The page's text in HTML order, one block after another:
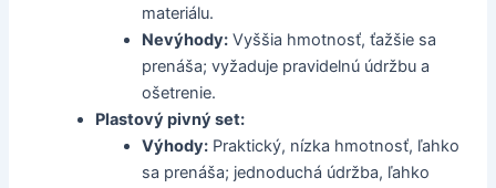
materiálu.
Nevýhody: Vyššia hmotnosť, ťažšie sa
prenáša; vyžaduje pravidelnú údržbu a
ošetrenie.
Plastový pivný set:
Výhody: Praktický, nízka hmotnosť, ľahko
sa prenáša; jednoduchá údržba, ľahko